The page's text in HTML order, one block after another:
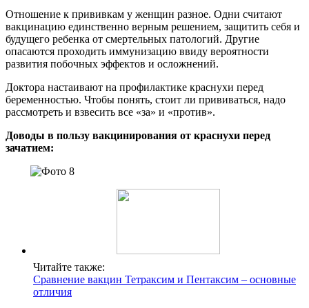
Отношение к прививкам у женщин разное. Одни считают
вакцинацию единственно верным решением, защитить себя и
будущего ребенка от смертельных патологий. Другие
опасаются проходить иммунизацию ввиду вероятности
развития побочных эффектов и осложнений.
Доктора настаивают на профилактике краснухи перед
беременностью. Чтобы понять, стоит ли прививаться, надо
рассмотреть и взвесить все «за» и «против».
Доводы в пользу вакцинирования от краснухи перед
зачатием:
Читайте также:
Сравнение вакцин Тетраксим и Пентаксим – основные
отличия